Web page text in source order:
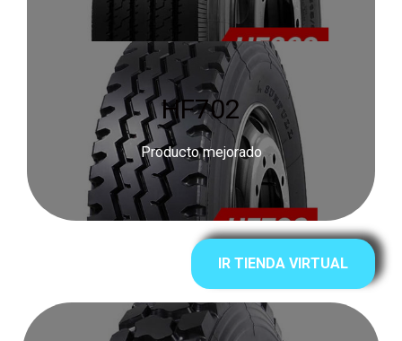
HF702
Producto mejorado
IR TIENDA VIRTUAL